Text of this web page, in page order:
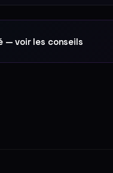
— voir les conseils